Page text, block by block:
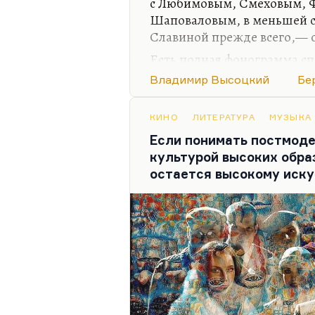
Шаповаловым, в меньшей
Славиной прежде всего,—
Есть полная фонограмма
гениальный абсолютно —
выходили дети и под
глобусы. Это было
телескоп там был
зрительный зал.
духе…
Владимир Высоцкий
КИНО ЛИТЕРАТУРА МУЗЫКА
Если понимать
культурой высоких
остается высокому